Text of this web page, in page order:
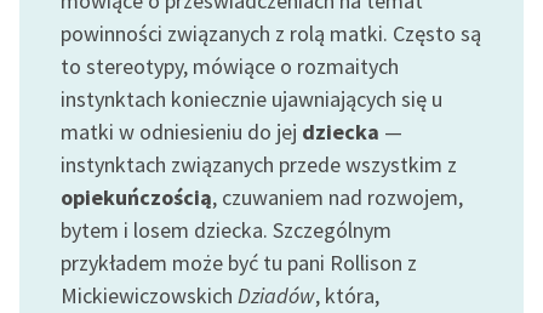
uczennic i uczniów z
niepełnosprawnościami
E-kolekcja lektur
szkolnych i literatury do
słuchania dla uczennic i
uczniów z
niepełnosprawnościami
Feministyczne inspiracje.
Popularyzacja
powinności związanych z rolą matki. Często są
to stereotypy, mówiące o rozmaitych
instynktach koniecznie ujawniających się u
matki w odniesieniu do jej dziecka —
instynktach związanych przede wszystkim z
opiekuńczością, czuwaniem nad rozwojem,
bytem i losem dziecka. Szczególnym
przykładem może być tu pani Rollison z
Mickiewiczowskich Dziadów, która,